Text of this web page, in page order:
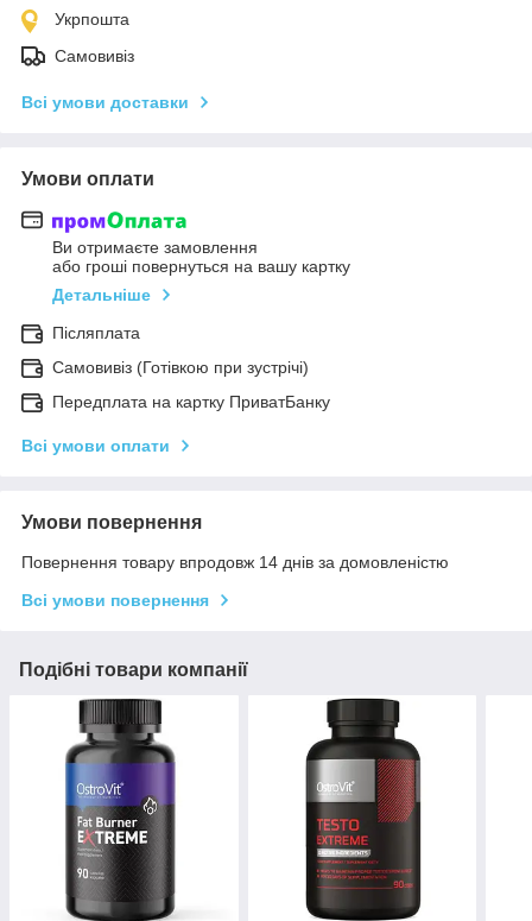
Укрпошта
Самовивіз
Всі умови доставки
Умови оплати
Ви отримаєте замовлення
або гроші повернуться на вашу картку
Детальніше
Післяплата
Самовивіз (Готівкою при зустрічі)
Передплата на картку ПриватБанку
Всі умови оплати
Умови повернення
Повернення товару впродовж 14 днів за домовленістю
Всі умови повернення
Подібні товари компанії